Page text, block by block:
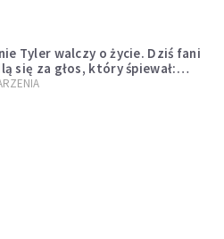
Tyler walczy o życie. Dziś fani
się za głos, który śpiewał:
help me"